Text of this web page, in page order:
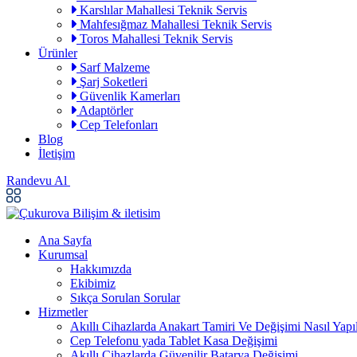
Karslılar Mahallesi Teknik Servis
Mahfesığmaz Mahallesi Teknik Servis
Toros Mahallesi Teknik Servis
Ürünler
Sarf Malzeme
Şarj Soketleri
Güvenlik Kamerları
Adaptörler
Cep Telefonları
Blog
İletişim
Randevu Al
Ana Sayfa
Kurumsal
Hakkımızda
Ekibimiz
Sıkça Sorulan Sorular
Hizmetler
Akıllı Cihazlarda Anakart Tamiri Ve Değişimi Nasıl
Cep Telefonu yada Tablet Kasa Değişimi